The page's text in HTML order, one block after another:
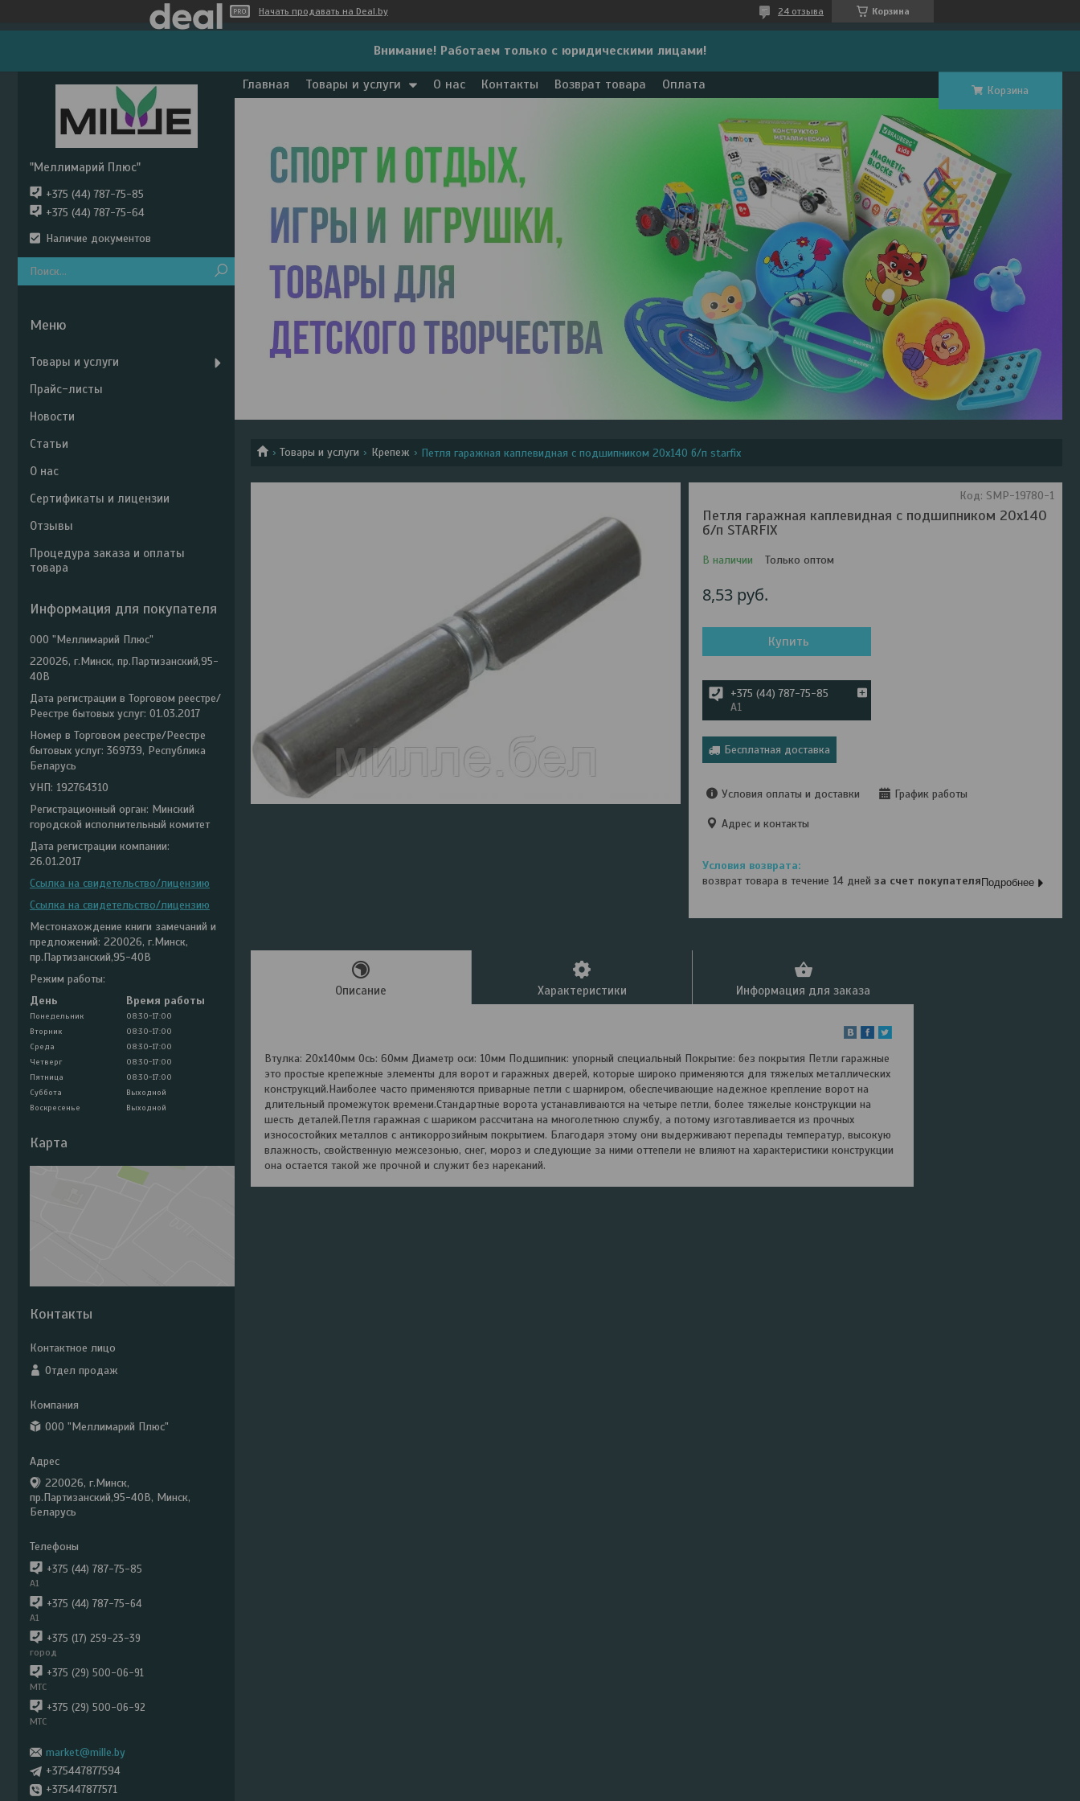
Начать продавать на Deal.by Корзина
24 отзыва
Внимание! Работаем только с юридическими лицами!
Главная Товары и услуги О нас Контакты Возврат товара Оплата Корзина
Товары и услуги Крепеж Петля гаражная каплевидная с подшипником 20х140 б/п starfix
Петля гаражная каплевидная с подшипником 20х140
б/п STARFIX
В наличии Только оптом
Код: SMP-19780-1
8,53 руб.
Купить
+375 (44) 787-75-85
А1
Бесплатная доставка
Условия оплаты и доставки График работы
Адрес и контакты
возврат товара в течение 14 днейза счет покупателя Подробнее
Описание Характеристики Информация для заказа
Втулка: 20х140мм Ось: 60мм Диаметр оси: 10мм Подшипник: упорный специальный Покрытие: без покрытия Петли гаражные
это простые крепежные элементы для ворот и гаражных дверей, которые широко применяются для тяжелых металлических
конструкций.Наиболее часто применяются приварные петли с шарниром, обеспечивающие надежное крепление ворот на
длительный промежуток времени.Стандартные ворота устанавливаются на четыре петли, более тяжелые конструкции на
шесть деталей.Петля гаражная с шариком рассчитана на многолетнюю службу, а потому изготавливается из прочных
износостойких металлов с антикоррозийным покрытием. Благодаря этому они выдерживают перепады температур, высокую
влажность, свойственную межсезонью, снег, мороз и следующие за ними оттепели не влияют на характеристики конструкции
она остается такой же прочной и служит без нареканий.
"Меллимарий Плюс"
+375 (44) 787-75-85
+375 (44) 787-75-64
Наличие документов
Товары и услуги
Прайс-листы
Новости
Статьи
О нас
Сертификаты и лицензии
Отзывы
Процедура заказа и оплаты
товара
Информация для покупателя
ООО "Меллимарий Плюс"
220026, г.Минск, пр.Партизанский,95-
40В
Дата регистрации в Торговом реестре/
Реестре бытовых услуг: 01.03.2017
Номер в Торговом реестре/Реестре
бытовых услуг: 369739, Республика
Беларусь
УНП: 192764310
Регистрационный орган: Минский
городской исполнительный комитет
Дата регистрации компании:
26.01.2017
Ссылка на свидетельство/лицензию
Ссылка на свидетельство/лицензию
Местонахождение книги замечаний и
предложений: 220026, г.Минск,
пр.Партизанский,95-40В
Режим работы:
День
Время работы
Понедельник
08:30-17:00
Вторник
08:30-17:00
Среда
08:30-17:00
Четверг
08:30-17:00
Пятница
08:30-17:00
Суббота
Выходной
Воскресенье
Выходной
Карта
Контакты
Отдел продаж
ООО "Меллимарий Плюс"
220026, г.Минск,
пр.Партизанский,95-40В, Минск,
Беларусь
+375 (44) 787-75-85
А1
+375 (44) 787-75-64
А1
+375 (17) 259-23-39
город
+375 (29) 500-06-91
МТС
+375 (29) 500-06-92
МТС
market@mille.by
+375447877594
+375447877571